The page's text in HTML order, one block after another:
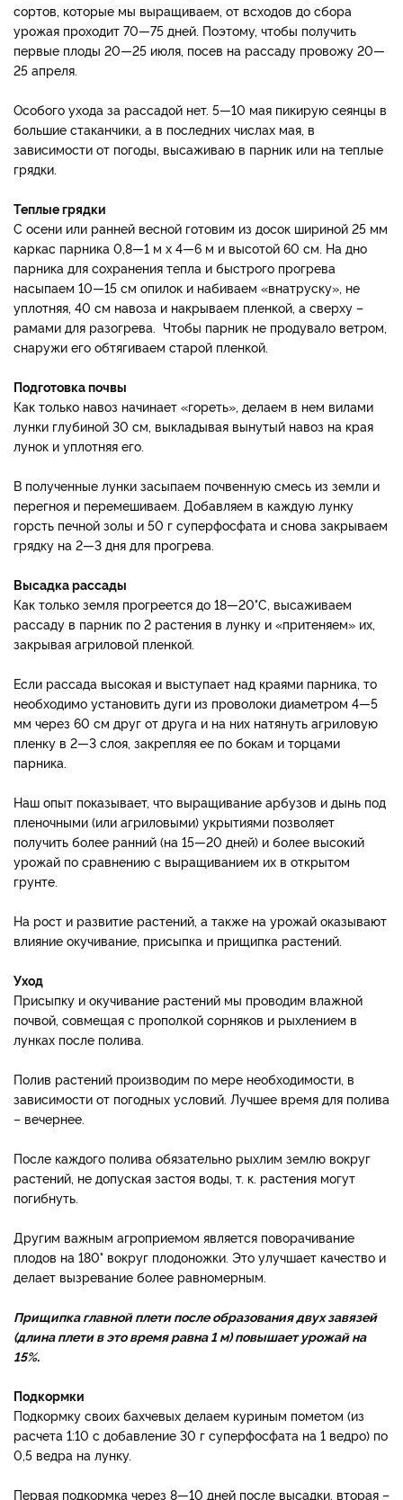
сортов, которые мы выращиваем, от всходов до сбора
урожая проходит 70—75 дней. Поэтому, чтобы получить
первые плоды 20—25 июля, посев на рассаду провожу 20—
25 апреля.
Особого ухода за рассадой нет. 5—10 мая пикирую сеянцы в
большие стаканчики, а в последних числах мая, в
зависимости от погоды, высаживаю в парник или на теплые
грядки.
Теплые грядки
С осени или ранней весной готовим из досок шириной 25 мм
каркас парника 0,8—1 м х 4—6 м и высотой 60 см. На дно
парника для сохранения тепла и быстрого прогрева
насыпаем 10—15 см опилок и набиваем «внатруску», не
уплотняя, 40 см навоза и накрываем пленкой, а сверху –
рамами для разогрева. Чтобы парник не продувало ветром,
снаружи его обтягиваем старой пленкой.
Подготовка почвы
Как только навоз начинает «гореть», делаем в нем вилами
лунки глубиной 30 см, выкладывая вынутый навоз на края
лунок и уплотняя его.
В полученные лунки засыпаем почвенную смесь из земли и
перегноя и перемешиваем. Добавляем в каждую лунку
горсть печной золы и 50 г суперфосфата и снова закрываем
грядку на 2—3 дня для прогрева.
Высадка рассады
Как только земля прогреется до 18—20°С, высаживаем
рассаду в парник по 2 растения в лунку и «притеняем» их,
закрывая агриловой пленкой.
Если рассада высокая и выступает над краями парника, то
необходимо установить дуги из проволоки диаметром 4—5
мм через 60 см друг от друга и на них натянуть агриловую
пленку в 2—3 слоя, закрепляя ее по бокам и торцами
парника.
Наш опыт показывает, что выращивание арбузов и дынь под
пленочными (или агриловыми) укрытиями позволяет
получить более ранний (на 15—20 дней) и более высокий
урожай по сравнению с выращиванием их в открытом
грунте.
На рост и развитие растений, а также на урожай оказывают
влияние окучивание, присыпка и прищипка растений.
Уход
Присыпку и окучивание растений мы проводим влажной
почвой, совмещая с прополкой сорняков и рыхлением в
лунках после полива.
Полив растений производим по мере необходимости, в
зависимости от погодных условий. Лучшее время для полива
– вечернее.
После каждого полива обязательно рыхлим землю вокруг
растений, не допуская застоя воды, т. к. растения могут
погибнуть.
Другим важным агроприемом является поворачивание
плодов на 180° вокруг плодоножки. Это улучшает качество и
делает вызревание более равномерным.
Прищипка главной плети после образования двух завязей
(длина плети в это время равна 1 м) повышает урожай на
15%.
Подкормки
Подкормку своих бахчевых делаем куриным пометом (из
расчета 1:10 с добавление 30 г суперфосфата на 1 ведро) по
0,5 ведра на лунку.
Первая подкормка через 8—10 дней после высадки, вторая –